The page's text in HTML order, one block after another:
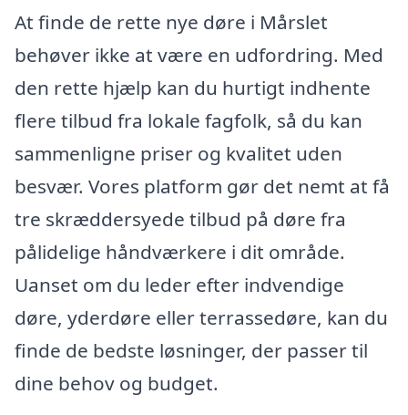
At finde de rette nye døre i Mårslet
behøver ikke at være en udfordring. Med
den rette hjælp kan du hurtigt indhente
flere tilbud fra lokale fagfolk, så du kan
sammenligne priser og kvalitet uden
besvær. Vores platform gør det nemt at få
tre skræddersyede tilbud på døre fra
pålidelige håndværkere i dit område.
Uanset om du leder efter indvendige
døre, yderdøre eller terrassedøre, kan du
finde de bedste løsninger, der passer til
dine behov og budget.